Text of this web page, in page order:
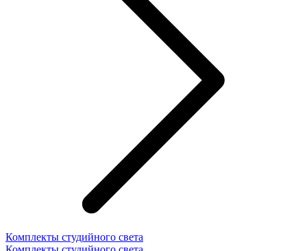
Комплекты студийного света